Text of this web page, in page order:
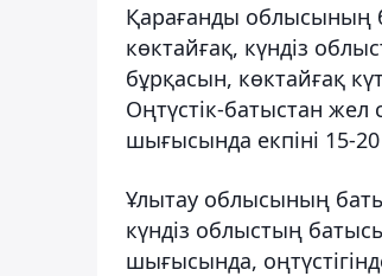
Қарағанды облысының
көктайғақ, күндіз
бұрқасын, көктайғақ
Оңтүстік-батыстан жел
шығысында екпіні 15-
Ұлытау облысының
күндіз облыстың
шығысында,